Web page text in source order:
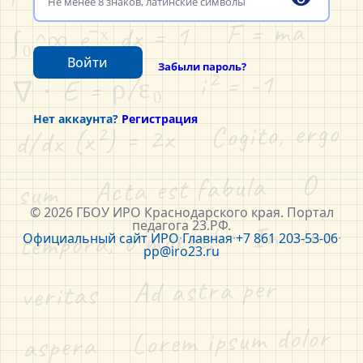
∫₀^∞ e⁻ˣ dx = 1    F = ma
∇ ⋅ E = ρ/ε₀    i² = -1
d/dx (x²) = 2x    Cogito, ergo
sum    Acta est fabula    O
tempora, o mores!    In vino
veritas    Ad astra per
aspera    Lorem ipsum dolor
Войти Забыли пароль?
Нет аккаунта? Регистрация
© 2026 ГБОУ ИРО Краснодарского края. Портал
педагога 23.РФ.
Официальный сайт ИРО·Главная·+7 861 203-53-06·
pp@iro23.ru